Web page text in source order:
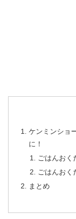
ケンミンショ
に！
ごはんおく
ごはんおく
まとめ